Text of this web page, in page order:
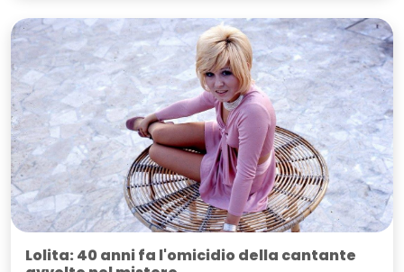
Lolita: 40 anni fa l'omicidio della cantante